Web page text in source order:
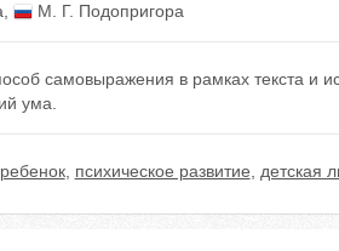
М. Г. Подопригора
самовыражения в рамках текста и
ума.
ребенок, психическое развитие детская